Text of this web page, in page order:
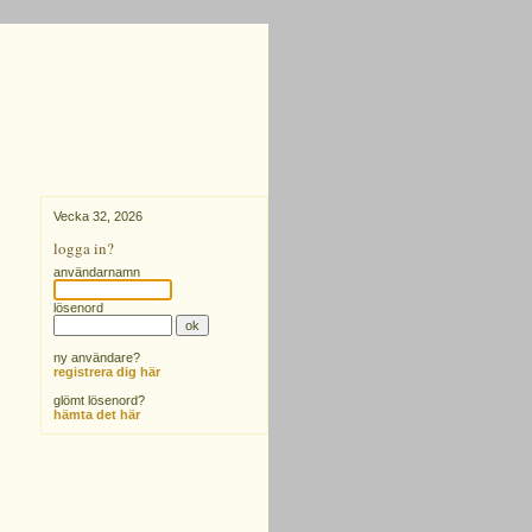
Vecka 32, 2026
logga in?
användarnamn
lösenord
ny användare?
registrera dig här
glömt lösenord?
hämta det här